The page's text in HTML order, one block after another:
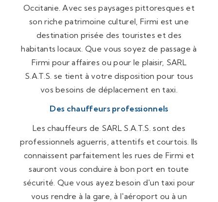
Occitanie. Avec ses paysages pittoresques et
son riche patrimoine culturel, Firmi est une
destination prisée des touristes et des
habitants locaux. Que vous soyez de passage à
Firmi pour affaires ou pour le plaisir, SARL
S.A.T.S. se tient à votre disposition pour tous
vos besoins de déplacement en taxi.
Des chauffeurs professionnels
Les chauffeurs de SARL S.A.T.S. sont des
professionnels aguerris, attentifs et courtois. Ils
connaissent parfaitement les rues de Firmi et
sauront vous conduire à bon port en toute
sécurité. Que vous ayez besoin d'un taxi pour
vous rendre à la gare, à l'aéroport ou à un